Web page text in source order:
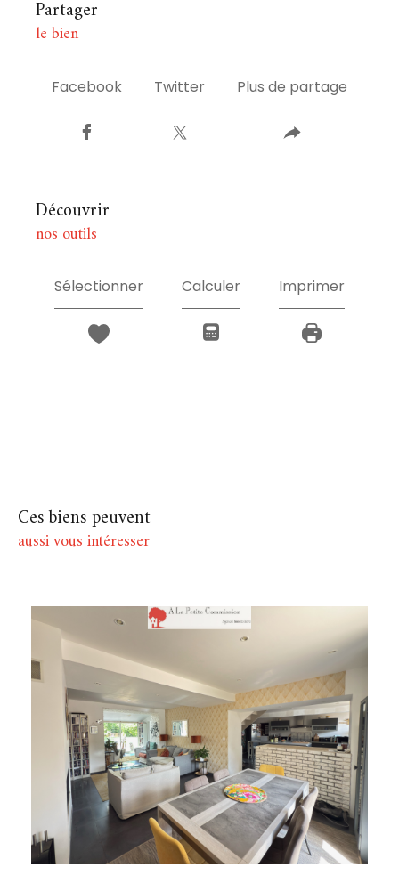
partager
le bien
Facebook Twitter Plus de partage
découvrir
nos outils
Sélectionner Calculer Imprimer
Ces biens peuvent
aussi vous intéresser